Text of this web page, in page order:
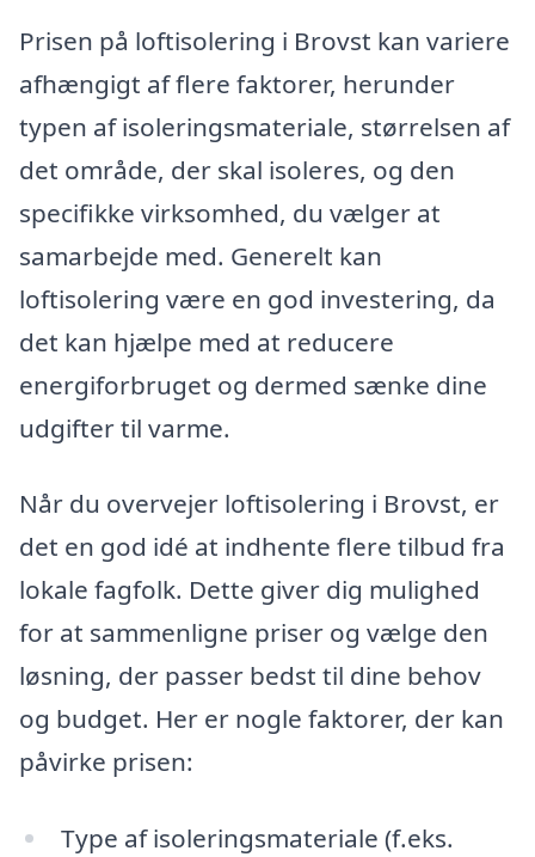
Prisen på loftisolering i Brovst kan variere
afhængigt af flere faktorer, herunder
typen af isoleringsmateriale, størrelsen af
det område, der skal isoleres, og den
specifikke virksomhed, du vælger at
samarbejde med. Generelt kan
loftisolering være en god investering, da
det kan hjælpe med at reducere
energiforbruget og dermed sænke dine
udgifter til varme.
Når du overvejer loftisolering i Brovst, er
det en god idé at indhente flere tilbud fra
lokale fagfolk. Dette giver dig mulighed
for at sammenligne priser og vælge den
løsning, der passer bedst til dine behov
og budget. Her er nogle faktorer, der kan
påvirke prisen:
Type af isoleringsmateriale (f.eks.